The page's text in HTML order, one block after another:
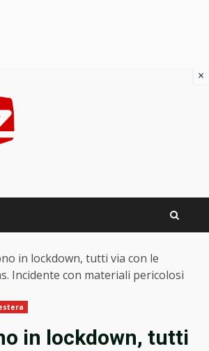
in lockdown, tutti via con le
Incidente con materiali pericolosi
in lockdown, tutti
×